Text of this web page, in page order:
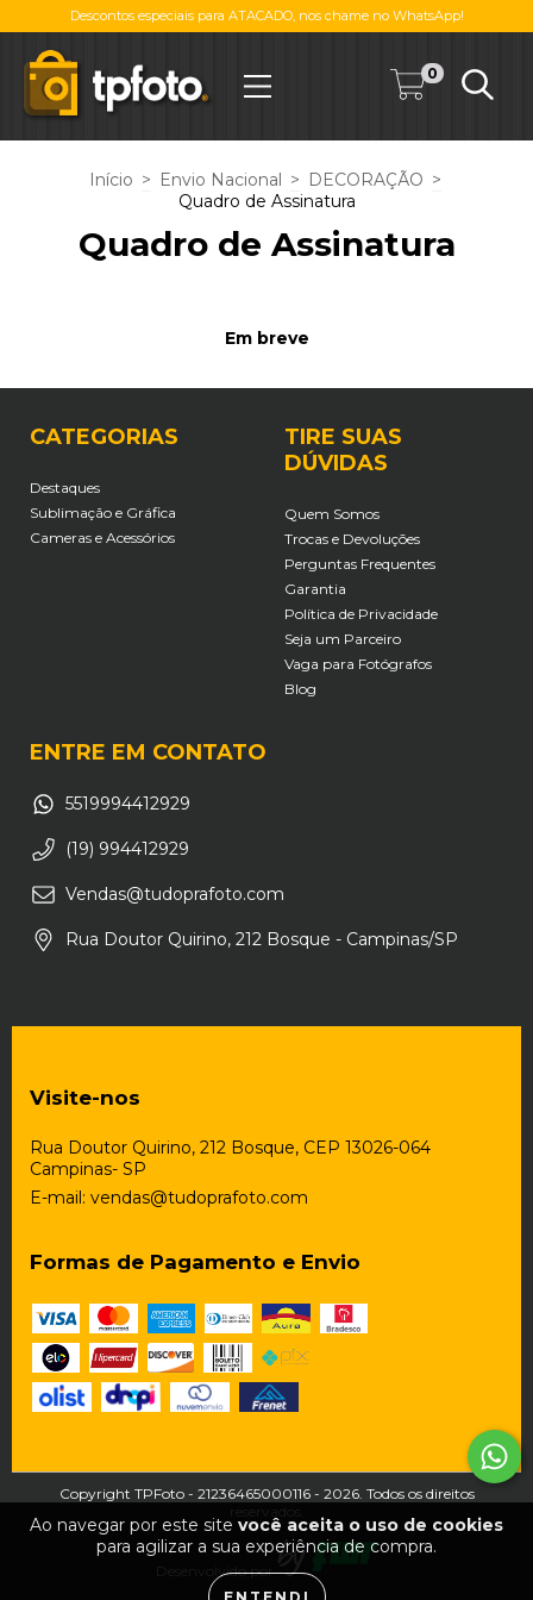
Descontos especiais para ATACADO, nos chame no WhatsApp!
0
Ao navegar por este site você aceita o uso de cookies
para agilizar a sua experiência de compra.
Início > Envio Nacional > DECORAÇÃO >
Quadro de Assinatura
Quadro de Assinatura
Em breve
CATEGORIAS
Destaques
Sublimação e Gráfica
Cameras e Acessórios
TIRE SUAS
DÚVIDAS
Quem Somos
Trocas e Devoluções
Perguntas Frequentes
Garantia
Política de Privacidade
Seja um Parceiro
Vaga para Fotógrafos
Blog
ENTRE EM CONTATO
5519994412929
(19) 994412929
Vendas@tudoprafoto.com
Rua Doutor Quirino, 212 Bosque - Campinas/SP
Visite-nos
Rua Doutor Quirino, 212 Bosque, CEP 13026-064
Campinas- SP
E-mail: vendas@tudoprafoto.com
Formas de Pagamento e Envio
Copyright TPFoto - 21236465000116 - 2026. Todos os direitos
Desenvolvido por